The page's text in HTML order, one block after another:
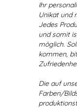
Ihr
Unikat und
Jedes
und somit
möglich.
kommen,
Die auf
Farben/